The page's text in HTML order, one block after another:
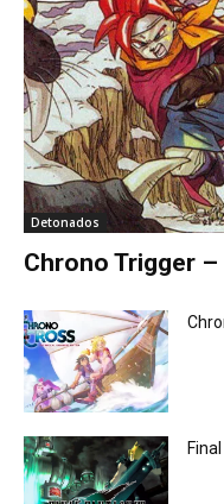
Detonados
Chrono Trigger